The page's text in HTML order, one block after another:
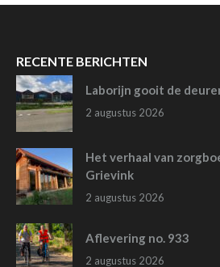
RECENTE BERICHTEN
Laborijn gooit de
2 augustus 2026
Het verhaal van
Grievink
2 augustus 2026
Aflevering no. 933
2 augustus 2026